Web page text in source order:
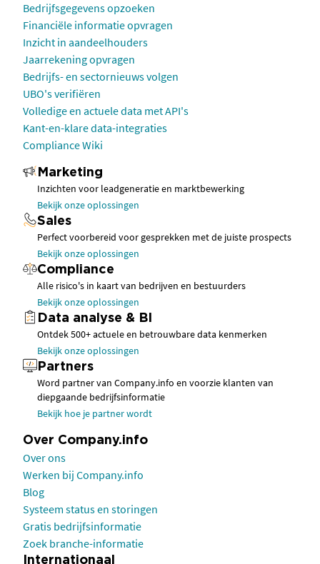
Bedrijfsgegevens opzoeken
Financiële informatie opvragen
Inzicht in aandeelhouders
Jaarrekening opvragen
Bedrijfs- en sectornieuws volgen
UBO's verifiëren
Volledige en actuele data met API's
Kant-en-klare data-integraties
Compliance Wiki
Marketing
Inzichten voor leadgeneratie en marktbewerking
Bekijk onze oplossingen
Sales
Perfect voorbereid voor gesprekken met de juiste prospects
Bekijk onze oplossingen
Compliance
Alle risico's in kaart van bedrijven en bestuurders
Bekijk onze oplossingen
Data analyse & BI
Ontdek 500+ actuele en betrouwbare data kenmerken
Bekijk onze oplossingen
Partners
Word partner van Company.info en voorzie klanten van
diepgaande bedrijfsinformatie
Bekijk hoe je partner wordt
Over Company.info
Over ons
Werken bij Company.info
Blog
Systeem status en storingen
Gratis bedrijfsinformatie
Zoek branche-informatie
Internationaal